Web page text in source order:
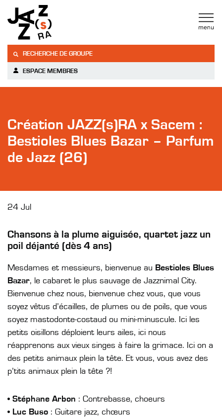
RECHERCHE DE GROUPE
ESPACE MEMBRES
Création JAZZ(s)RA x Sacem :
Bestioles Blues Bazar – Parfum
de Jazz (26)
24 Jul
Chansons à la plume aiguisée, quartet jazz un
poil déjanté (dès 4 ans)
Mesdames et messieurs, bienvenue au Bestioles Blues
Bazar, le cabaret le plus sauvage de Jazznimal City.
Bienvenue chez nous, bienvenue chez vous, que vous
soyez vêtus d’écailles, de plumes ou de poils, que vous
soyez mastodonte-costaud ou mini-minuscule. Ici les
petits oisillons déploient leurs ailes, ici nous
réapprenons aux vieux singes à faire la grimace. Ici on a
des petits animaux plein la tête. Et vous, vous avez des
p’tits animaux plein la tête ?!
• Stéphane Arbon : Contrebasse, choeurs
• Luc Buso : Guitare jazz, chœurs